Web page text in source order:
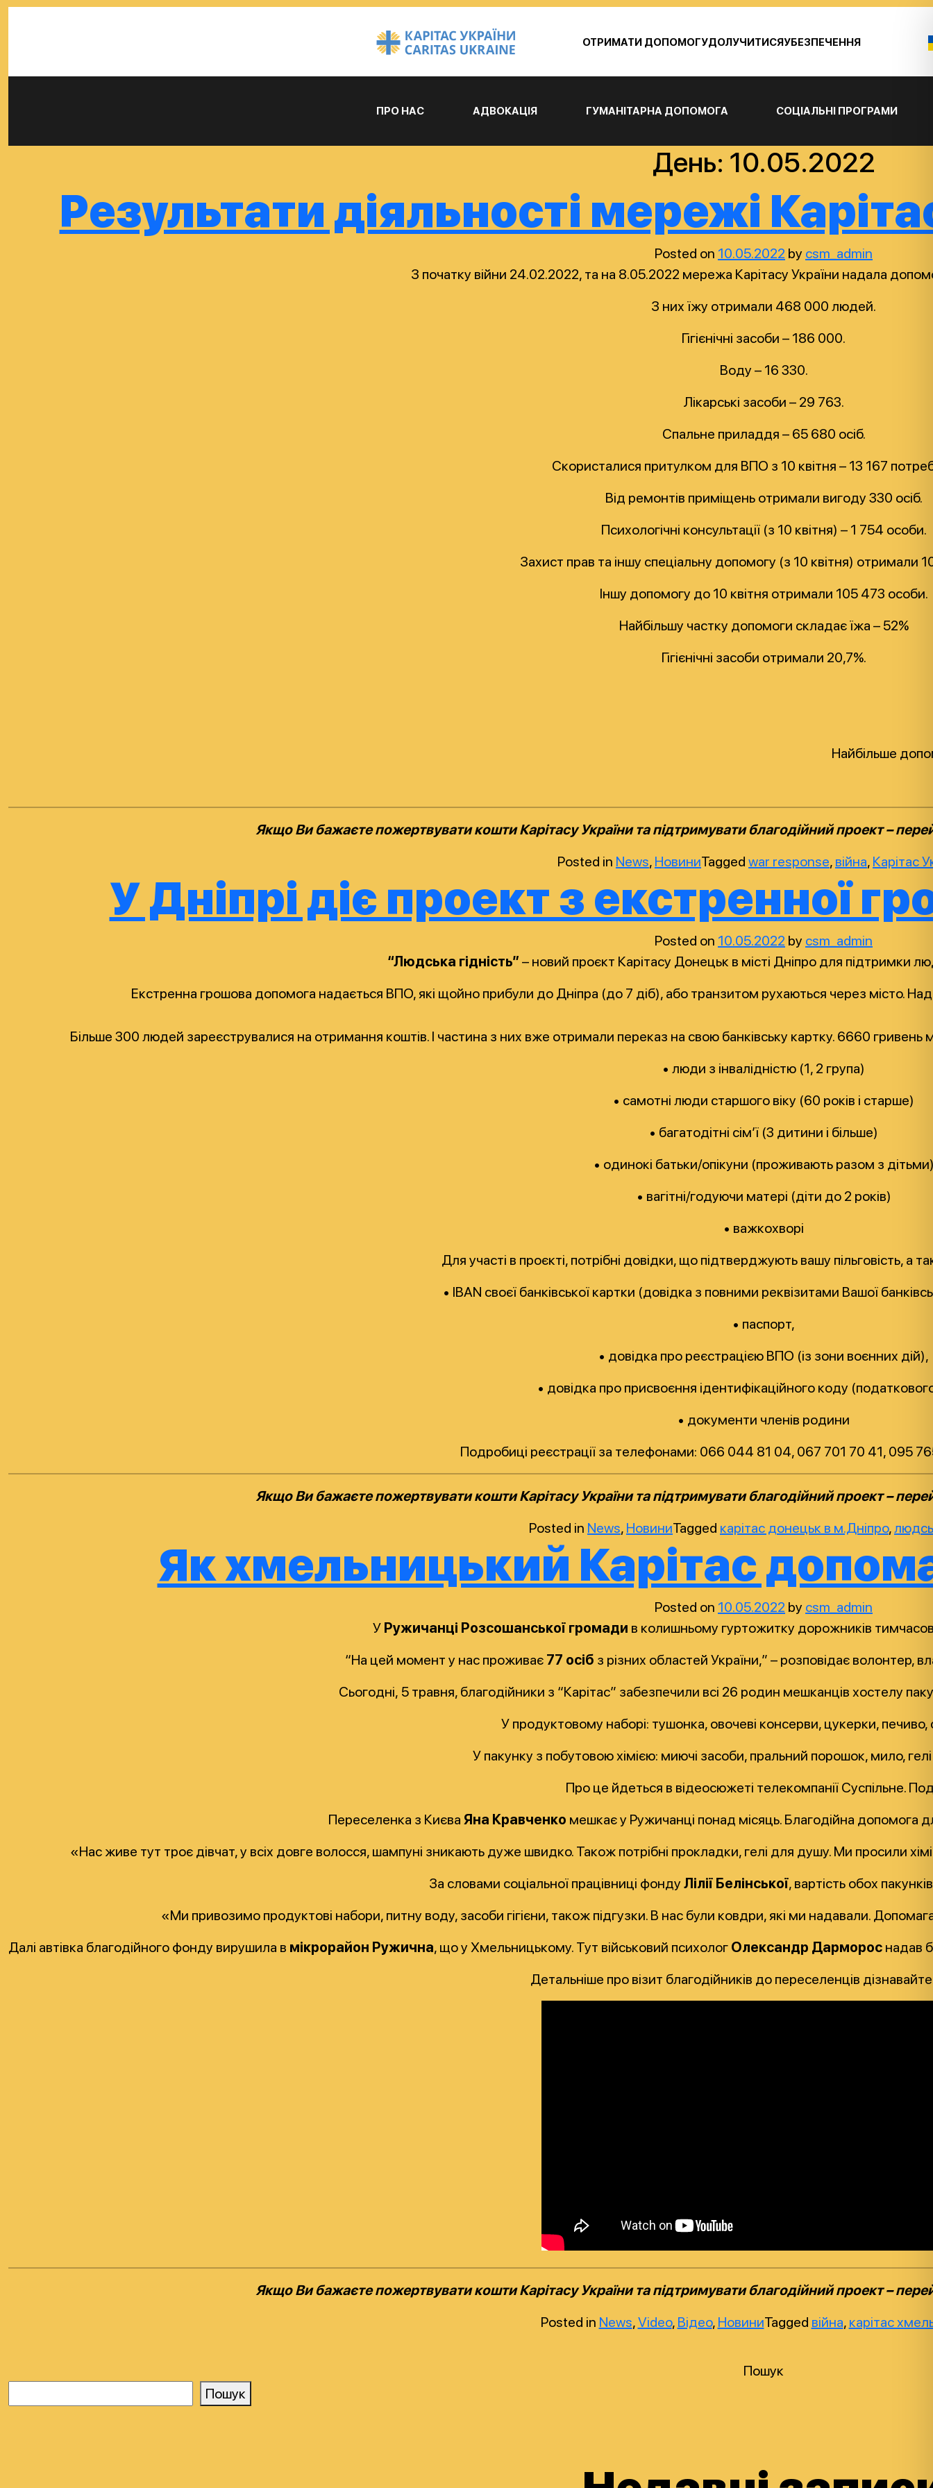
ОТРИМАТИ ДОПОМОГУДОЛУЧИТИСЯУБЕЗПЕЧЕННЯ
ПРО НАС АДВОКАЦІЯ ГУМАНІТАРНА ДОПОМОГА СОЦІАЛЬНІ ПРОГРАМИ
День: 10.05.2022
Результати діяльності мережі
Posted on 10.05.2022 by csm_admin
З початку війни 24.02.2022, та на 8.05.2022 мережа Карітасу України надала
З них їжу отримали 468 000 людей.
Гігієнічні засоби – 186 000.
Воду – 16 330.
Лікарські засоби – 29 763.
Спальне приладдя – 65 680 осіб.
Скористалися притулком для ВПО з 10 квітня – 13 167
Від ремонтів приміщень отримали вигоду 330 осіб.
Психологічні консультації (з 10 квітня) – 1 754 особи.
Захист прав та іншу спеціальну допомогу (з 10 квітня) отримали
Іншу допомогу до 10 квітня отримали 105 473 особи.
Найбільшу частку допомоги складає їжа – 52%
Гігієнічні засоби отримали 20,7%.
Найбільше
Якщо Ви бажаєте пожертвувати кошти Карітасу України та підтримувати благодійний проект –
Posted in News, НовиниTagged war response, війна, Карітас
У Дніпрі діє проект з екстренної
Posted on 10.05.2022 by csm_admin
“Людська гідність” – новий проєкт Карітасу Донецьк в місті Дніпро для підтримки
Екстренна грошова допомога надається ВПО, які щойно прибули до Дніпра (до 7 діб), або транзитом рухаються через місто.
Більше 300 людей зареєструвалися на отримання коштів. І частина з них вже отримали переказ на свою банківську картку. 6660
• люди з інвалідністю (1, 2 група)
• самотні люди старшого віку (60 років і старше)
• багатодітні сім’ї (3 дитини і більше)
• одинокі батьки/опікуни (проживають разом з
• вагітні/годуючи матері (діти до 2 років)
• важкохворі
Для участі в проєкті, потрібні довідки, що підтверджують вашу пільговість, а
• IBAN своєї банківської картки (довідка з повними реквізитами Вашої
• паспорт,
• довідка про реєстрацією ВПО (із зони воєнних дій),
• довідка про присвоєння ідентифікаційного коду
• документи членів родини
Подробиці реєстрації за телефонами: 066 044 81 04, 067 701 70 41, 095
Якщо Ви бажаєте пожертвувати кошти Карітасу України та підтримувати благодійний проект –
Posted in News, НовиниTagged карітас донецьк в м.Дніпро,
Як хмельницький Карітас
Posted on 10.05.2022 by csm_admin
У Ружичанці Розсошанської громади в колишньому гуртожитку дорожників
“На цей момент у нас проживає 77 осіб з різних областей України,” – розповідає волонтер,
Сьогодні, 5 травня, благодійники з “Карітас” забезпечили всі 26 родин мешканців хостелу
У продуктовому наборі: тушонка, овочеві консерви, цукерки,
У пакунку з побутовою хімією: миючі засоби, пральний порошок, мило,
Про це йдеться в відеосюжеті телекомпанії Суспільне.
Переселенка з Києва Яна Кравченко мешкає у Ружичанці понад місяць. Благодійна допомога
«Нас живе тут троє дівчат, у всіх довге волосся, шампуні зникають дуже швидко. Також потрібні прокладки, гелі для душу. Ми просили
За словами соціальної працівниці фонду Лілії Белінської, вартість обох
«Ми привозимо продуктові набори, питну воду, засоби гігієни, також підгузки. В нас були ковдри, які ми надавали.
Далі автівка благодійного фонду вирушила в мікрорайон Ружична, що у Хмельницькому. Тут військовий психолог Олександр Дарморос надав
Детальніше про візит благодійників до переселенців
Якщо Ви бажаєте пожертвувати кошти Карітасу України та підтримувати благодійний проект –
Posted in News,Video, Відео, НовиниTagged війна, карітас
Пошук
Пошук